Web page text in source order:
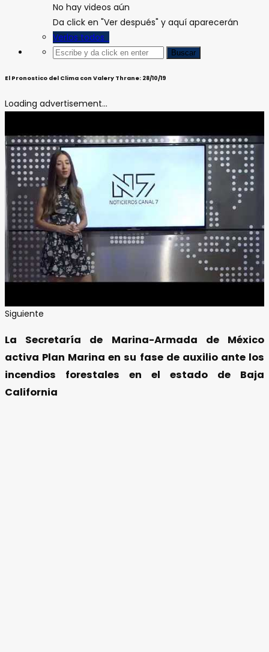
No hay videos aún
Da click en "Ver después" y aquí aparecerán
Verlos todos
El Pronostico del Clima con Valery Thrane: 28/10/19
Loading advertisement...
Siguiente
La Secretaría de Marina-Armada de México
activa Plan Marina en su fase de auxilio ante los
incendios forestales en el estado de Baja
California